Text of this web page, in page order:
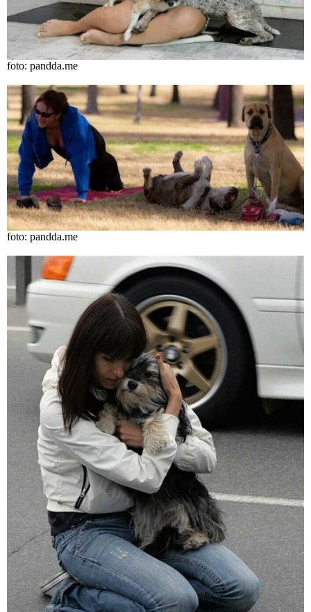
foto: pandda.me
foto: pandda.me